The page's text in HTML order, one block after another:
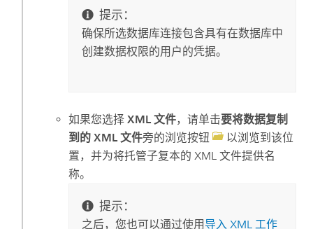
提示：
确保所选数据库连接包含具有在数据库中
创建数据权限的用户的凭据。
如果您选择XML 文件，请单击要将数据复制
到的 XML 文件旁的浏览按钮
以浏览到该位
置，并为将托管子复本的 XML 文件提供名
称。
提示：
之后，您也可以通过使用 导入 XML 工作